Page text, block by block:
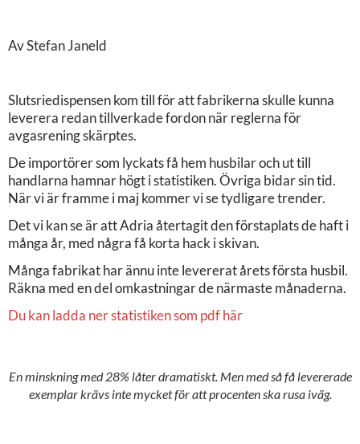
Av Stefan Janeld
Slutsriedispensen kom till för att fabrikerna skulle kunna
leverera redan tillverkade fordon när reglerna för
avgasrening skärptes.
De importörer som lyckats få hem husbilar och ut till
handlarna hamnar högt i statistiken. Övriga bidar sin tid.
När vi är framme i maj kommer vi se tydligare trender.
Det vi kan se är att Adria återtagit den förstaplats de haft i
många år, med några få korta hack i skivan.
Många fabrikat har ännu inte levererat årets första husbil.
Räkna med en del omkastningar de närmaste månaderna.
Du kan ladda ner statistiken som pdf här
En minskning med 28% låter dramatiskt. Men med så få levererade
exemplar krävs inte mycket för att procenten ska rusa iväg.